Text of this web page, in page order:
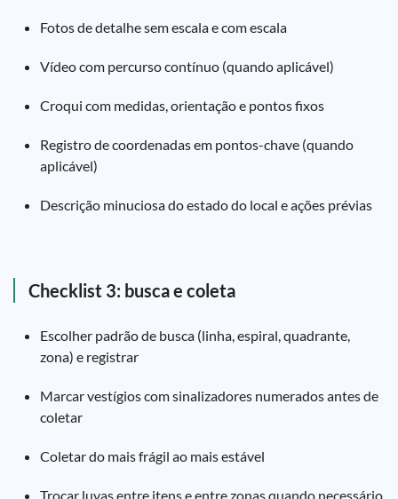
Fotos de detalhe sem escala e com escala
Vídeo com percurso contínuo (quando aplicável)
Croqui com medidas, orientação e pontos fixos
Registro de coordenadas em pontos-chave (quando
aplicável)
Descrição minuciosa do estado do local e ações prévias
Checklist 3: busca e coleta
Escolher padrão de busca (linha, espiral, quadrante,
zona) e registrar
Marcar vestígios com sinalizadores numerados antes de
coletar
Coletar do mais frágil ao mais estável
Trocar luvas entre itens e entre zonas quando necessário